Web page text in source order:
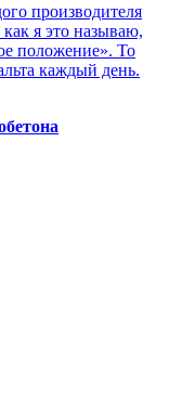
производителя
как я это называю,
положение». То
каждый день.